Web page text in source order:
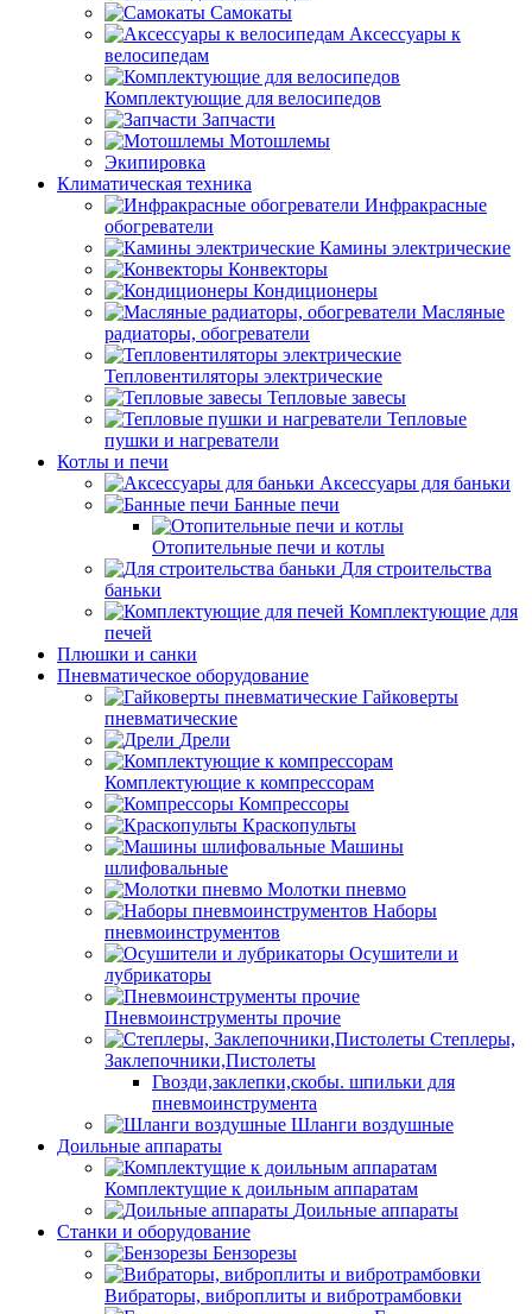
Самокаты
Аксессуары к
велосипедам
Комплектующие для велосипедов
Запчасти
Мотошлемы
Экипировка
Климатическая техника
Инфракрасные
обогреватели
Камины электрические
Конвекторы
Кондиционеры
Масляные
радиаторы, обогреватели
Тепловентиляторы электрические
Тепловые завесы
Тепловые
пушки и нагреватели
Котлы и печи
Аксессуары для баньки
Банные печи
Отопительные печи и котлы
Для строительства
баньки
Комплектующие для
печей
Плюшки и санки
Пневматическое оборудование
Гайковерты
пневматические
Дрели
Комплектующие к компрессорам
Компрессоры
Краскопульты
Машины
шлифовальные
Молотки пневмо
Наборы
пневмоинструментов
Осушители и
лубрикаторы
Пневмоинструменты прочие
Степлеры,
Заклепочники,Пистолеты
Гвозди,заклепки,скобы. шпильки для
пневмоинструмента
Шланги воздушные
Доильные аппараты
Комплектущие к доильным аппаратам
Доильные аппараты
Станки и оборудование
Бензорезы
Вибраторы, виброплиты и вибротрамбовки